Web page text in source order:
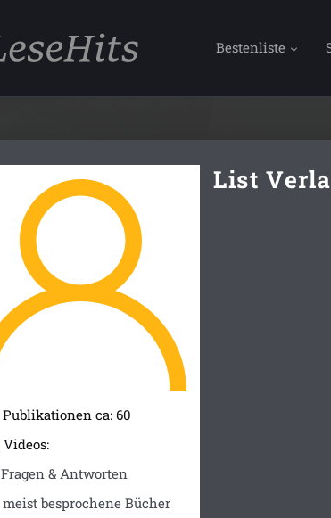
Bestenliste
Publikationen ca: 60
Videos:
Fragen & Antworten
meist besprochene Bücher
List